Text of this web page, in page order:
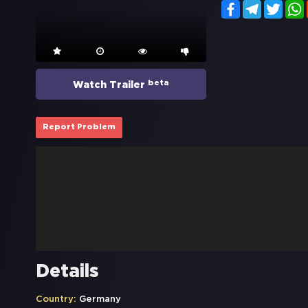
Watch Trailer beta
FacebookTelegram
Report Problem
Details
Country: Germany